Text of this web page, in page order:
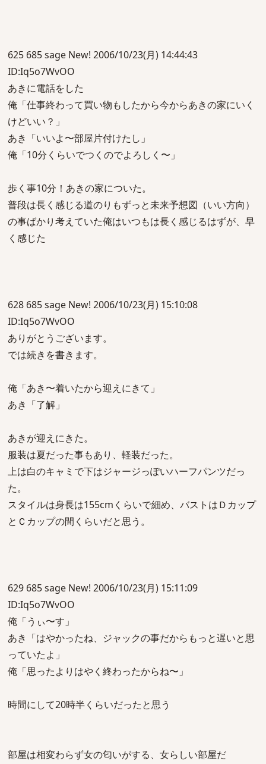
625 685 sage New! 2006/10/23(月) 14:44:43
ID:Iq5o7WvOO
あきに電話をした
俺「仕事終わって買い物もしたから今からあきの家にいく
けどいい？」
あき「いいよ〜部屋片付けたし」
俺「10分くらいでつくのでよろしく〜」
歩く事10分！あきの家についた。
普段は長く感じる道のりもずっと未来予想図（いい方向）
の事ばかり考えていた俺はいつもは長く感じるはずが、早
く感じた
628 685 sage New! 2006/10/23(月) 15:10:08
ID:Iq5o7WvOO
ありがとうございます。
では続きを書きます。
俺「あき〜着いたから迎えにきて」
あき「了解」
あきが迎えにきた。
服装は夏だった事もあり、軽装だった。
上は白のキャミで下はジャージっぽいハーフパンツだっ
た。
スタイルは身長は155cmくらいで細め、バストはＤカップ
とＣカップの間くらいだと思う。
629 685 sage New! 2006/10/23(月) 15:11:09
ID:Iq5o7WvOO
俺「うぃ〜す」
あき「はやかったね、ジャックの事だからもっと遅いと思
っていたよ」
俺「思ったよりはやく終わったからね〜」
時間にして20時半くらいだったと思う
部屋は相変わらず女の匂いがする、女らしい部屋だ